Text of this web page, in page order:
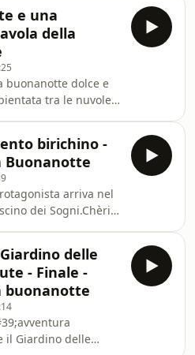
da cui osservare
invece, sogna un
sotto la
dei due avrà
il litigio sembra
nel bosco
Gufo. Con
frase da ricor
e una
della
buonanotte dolce e
tra le nuvole
ogni pomeriggio si
stessa collina per
forme nel cielo.
e Batuffolo
tra loro, ad
custodire un
Così Piuma
birichino -
Buonanotte
arriva nel
dei Sogni.Chèrie
ma ogni giorno gli
– come Bibì
la farfalla – le
che accade
il protagonista è un
spaventa
delle
- Finale -
buonanotte
il Giardino delle